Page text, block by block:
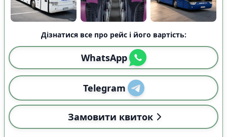
Дізнатися все про рейс і його вартість:
WhatsApp
Telegram
Замовити квиток